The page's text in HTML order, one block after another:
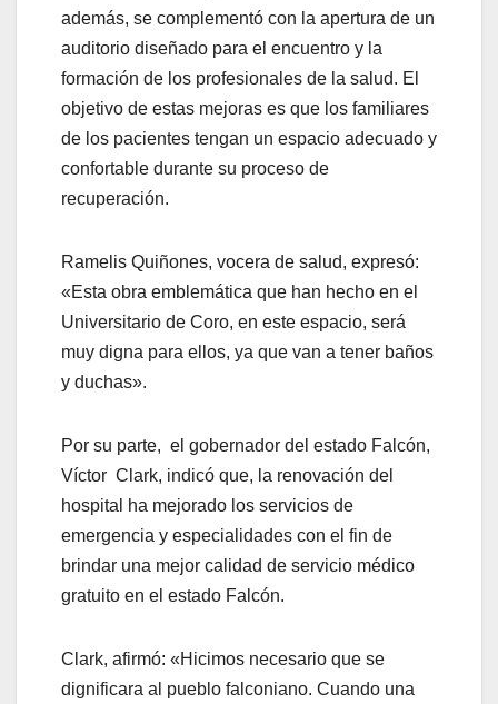
además, se complementó con la apertura de un
auditorio diseñado para el encuentro y la
formación de los profesionales de la salud. El
objetivo de estas mejoras es que los familiares
de los pacientes tengan un espacio adecuado y
confortable durante su proceso de
recuperación.
Ramelis Quiñones, vocera de salud, expresó:
«Esta obra emblemática que han hecho en el
Universitario de Coro, en este espacio, será
muy digna para ellos, ya que van a tener baños
y duchas».
Por su parte, el gobernador del estado Falcón,
Víctor Clark, indicó que, la renovación del
hospital ha mejorado los servicios de
emergencia y especialidades con el fin de
brindar una mejor calidad de servicio médico
gratuito en el estado Falcón.
Clark, afirmó: «Hicimos necesario que se
dignificara al pueblo falconiano. Cuando una